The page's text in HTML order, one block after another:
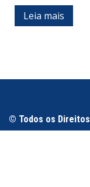
Leia mais
© Todos os Direitos